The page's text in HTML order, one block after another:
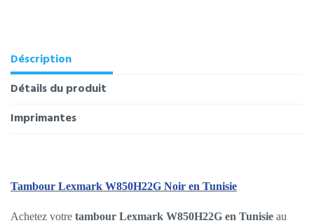
Déscription
Détails du produit
Imprimantes
Tambour Lexmark W850H22G Noir en Tunisie
Achetez votre tambour Lexmark W850H22G en Tunisie au